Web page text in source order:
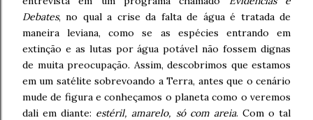
Debates, no qual a crise da falta de água é tratada de
maneira leviana, como se as espécies entrando em
extinção e as lutas por água potável não fossem dignas
de muita preocupação. Assim, descobrimos que estamos
em um satélite sobrevoando a Terra, antes que o cenário
mude de figura e conheçamos o planeta como o veremos
dali em diante: estéril, amarelo, só com areia. Com o tal